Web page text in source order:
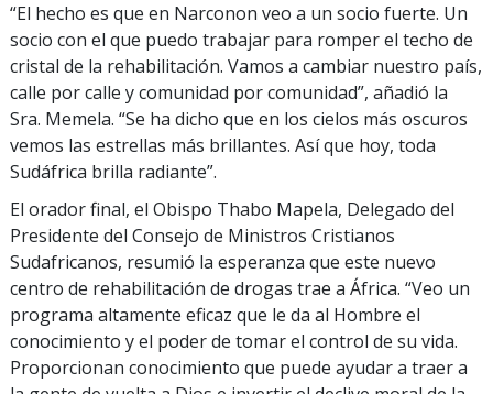
“El hecho es que en Narconon veo a un socio fuerte. Un
socio con el que puedo trabajar para romper el techo de
cristal de la rehabilitación. Vamos a cambiar nuestro país,
calle por calle y comunidad por comunidad”, añadió la
Sra. Memela. “Se ha dicho que en los cielos más oscuros
vemos las estrellas más brillantes. Así que hoy, toda
Sudáfrica brilla radiante”.
El orador final, el Obispo Thabo Mapela, Delegado del
Presidente del Consejo de Ministros Cristianos
Sudafricanos, resumió la esperanza que este nuevo
centro de rehabilitación de drogas trae a África. “Veo un
programa altamente eficaz que le da al Hombre el
conocimiento y el poder de tomar el control de su vida.
Proporcionan conocimiento que puede ayudar a traer a